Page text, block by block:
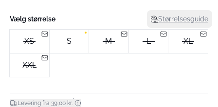
Vælg størrelse Størrelsesguide
XS S M L XL
XXL
Levering fra 39,00 kr.*